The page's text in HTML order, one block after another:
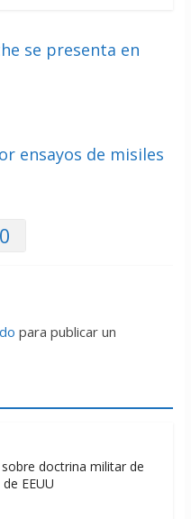
se presenta en
ensayos de misiles
0
para publicar un
doctrina militar de
EEUU